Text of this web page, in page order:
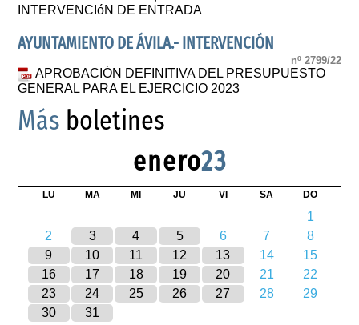
INTERVENCIóN DE ENTRADA
AYUNTAMIENTO DE ÁVILA.- INTERVENCIÓN
nº 2799/22
APROBACIÓN DEFINITIVA DEL PRESUPUESTO
GENERAL PARA EL EJERCICIO 2023
Más boletines
enero23
LU MA MI JU VI SA DO
1
2
3 4 5 6 7
8
9
10 11 12 13 14
15
16
17 18 19 20 21
22
23
24 25 26 27 28
29
30
31